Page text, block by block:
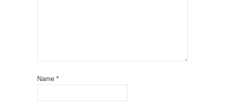
Name *